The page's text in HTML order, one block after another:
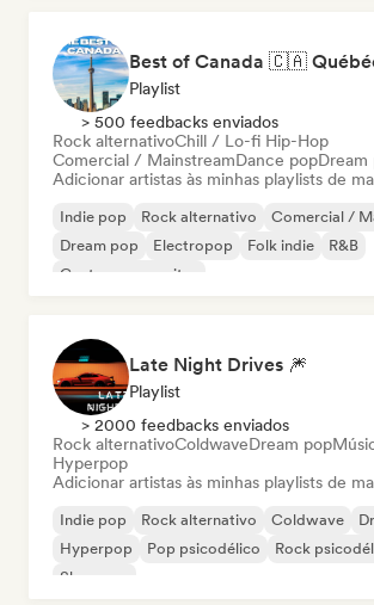
Playlist
> 500 feedbacks enviados
Rock alternativoChill / Lo-fi Hip-Hop
Comercial / MainstreamDance popDream
Adicionar artistas às minhas playlists de
Indie pop Rock alternativo
Comercial /
Dream pop
Electropop Folk indie
R&B
Cantor-compositor
Late Night Drives 🎆
Playlist
> 2000 feedbacks enviados
Rock alternativoColdwaveDream pop
Hyperpop
Adicionar artistas às minhas playlists de
Indie pop Rock alternativo Coldwave
Hyperpop
Pop psicodélico
Rock
Shoegaze